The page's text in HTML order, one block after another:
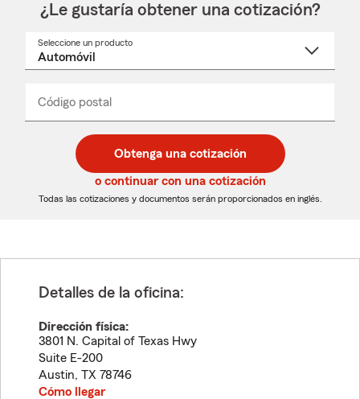
¿Le gustaría obtener una cotización?
Seleccione un producto
desplegable
Código postal
de
5
dígitos
de
5
dígitos
_____
Obtenga una cotización
o continuar con una cotización
Todas las cotizaciones y documentos serán proporcionados en inglés.
Detalles de la oficina:
Dirección física:
3801 N. Capital of Texas Hwy
Suite E-200
Austin, TX 78746
Cómo llegar